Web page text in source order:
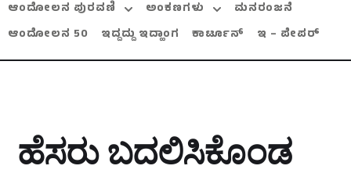
ಆಂದೋಲನ ಪುರವಣಿ
ಅಂಕಣಗಳು
ಮನರಂಜನೆ
ಆಂದೋಲನ 50
ಇದ್ದದ್ದು ಇದ್ಹಾಂಗ ಕಾರ್ಟೂನ್ ಇ – ಪೇಪರ್
ಹೆಸರು ಬದಲಿಸಿಕೊಂಡ